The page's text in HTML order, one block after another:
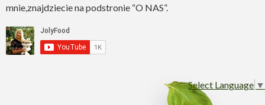
mnie,znajdziecie na podstronie “O NAS”.
Select Language ▼